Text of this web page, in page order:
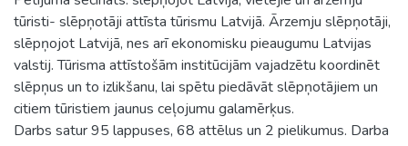
tūristi- slēpņotāji attīsta tūrismu Latvijā. Ārzemju slēpņotāji,
slēpņojot Latvijā, nes arī ekonomisku pieaugumu Latvijas
valstij. Tūrisma attīstošām institūcijām vajadzētu koordinēt
slēpņus un to izlikšanu, lai spētu piedāvāt slēpņotājiem un
citiem tūristiem jaunus ceļojumu galamērķus.
Darbs satur 95 lappuses, 68 attēlus un 2 pielikumus. Darba